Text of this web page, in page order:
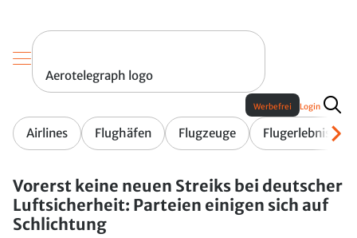
Aerotelegraph logo
Airlines Flughäfen Flugzeuge Flugerlebnis
Werbefrei Login
Vorerst keine neuen Streiks bei deutscher
Luftsicherheit: Parteien einigen sich auf
Schlichtung